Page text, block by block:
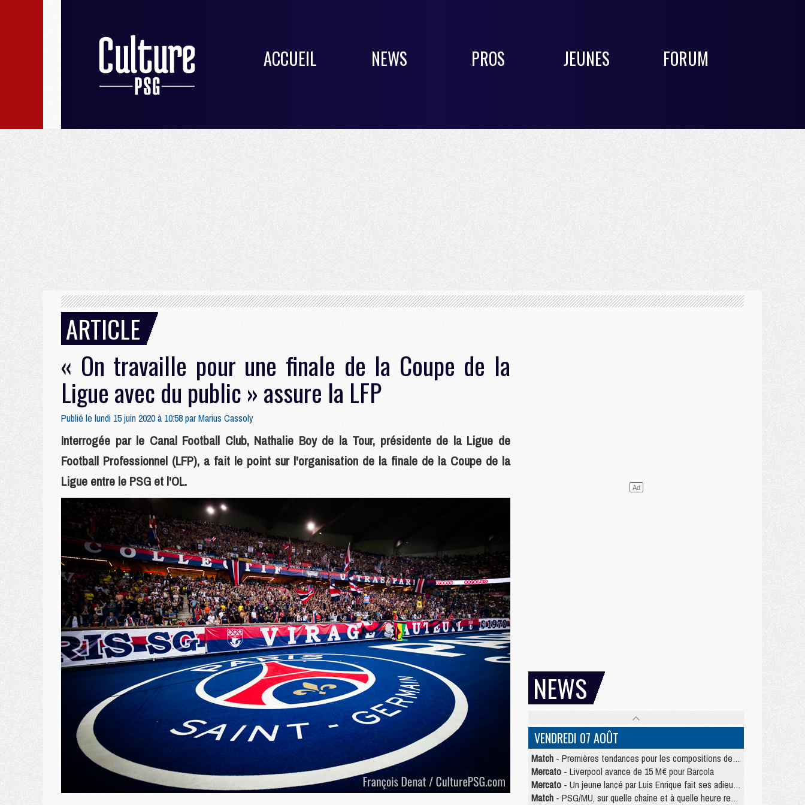
ACCUEIL NEWS PROS JEUNES FORUM
ARTICLE
« On travaille pour une finale de la Coupe de la
Ligue avec du public » assure la LFP
Publié le lundi 15 juin 2020 à 10:58 parMarius Cassoly
Interrogée par le Canal Football Club, Nathalie Boy de la Tour, présidente de la Ligue de
Football Professionnel (LFP), a fait le point sur l'organisation de la finale de la Coupe de la
Ligue entre le PSG et l'OL.
NEWS
VENDREDI 07 AOÛT
Match - Premières tendances pour les compositions de PSG/MU
Mercato - Liverpool avance de 15 M€ pour Barcola
Mercato - Un jeune lancé par Luis Enrique fait ses adieux au PSG
Match - PSG/MU, sur quelle chaine et à quelle heure regarder le match ?